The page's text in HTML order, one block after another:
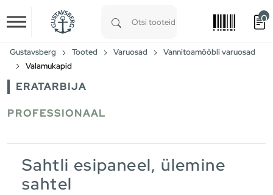
Skip to main content
0
Gustavsberg Tooted Varuosad
Vannitoamööbli varuosad
Valamukapid
ERATARBIJA
PROFESSIONAAL
Sahtli esipaneel, ülemine
sahtel